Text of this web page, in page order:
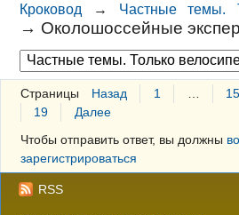
Кроковод → Частные темы.
→ Околошоссейные
Страницы Назад 1 15
19
Далее
Чтобы отправить ответ, вы должны
зарегистрироваться
RSS